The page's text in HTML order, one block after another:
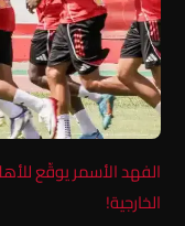
الفهد الأسمر يوقّع
الخارجية!